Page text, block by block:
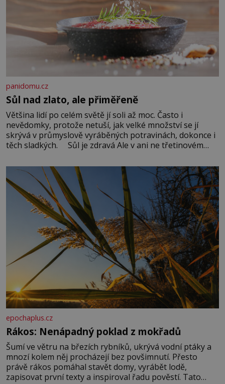
panidomu.cz
Sůl nad zlato, ale přiměřeně
Většina lidí po celém světě jí soli až moc. Často i
nevědomky, protože netuší, jak velké množství se jí
skrývá v průmyslově vyráběných potravinách, dokonce i
těch sladkých. Sůl je zdravá Ale v ani ne třetinovém
základní složky– sodík a chlór – jsou zásadní pro
správné hospodaření
epochaplus.cz
Rákos: Nenápadný poklad z mokřadů
Šumí ve větru na březích rybníků, ukrývá vodní ptáky a
mnozí kolem něj procházejí bez povšimnutí. Přesto
právě rákos pomáhal stavět domy, vyrábět lodě,
zapisovat první texty a inspiroval řadu pověstí. Tato